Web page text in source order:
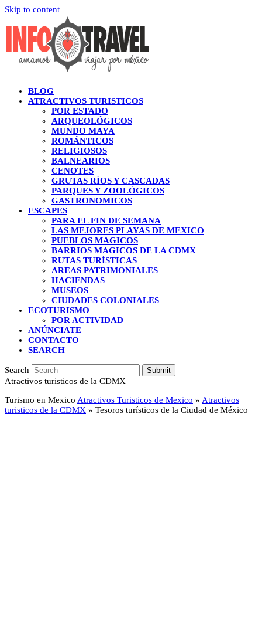
Skip to content
BLOG
ATRACTIVOS TURISTICOS
POR ESTADO
ARQUEOLÓGICOS
MUNDO MAYA
ROMÁNTICOS
RELIGIOSOS
BALNEARIOS
CENOTES
GRUTAS RÍOS Y CASCADAS
PARQUES Y ZOOLÓGICOS
GASTRONOMICOS
ESCAPES
PARA EL FIN DE SEMANA
LAS MEJORES PLAYAS DE MEXICO
PUEBLOS MAGICOS
BARRIOS MAGICOS DE LA CDMX
RUTAS TURÍSTICAS
AREAS PATRIMONIALES
HACIENDAS
MUSEOS
CIUDADES COLONIALES
ECOTURISMO
POR ACTIVIDAD
ANÚNCIATE
CONTACTO
SEARCH
Search Submit
Atractivos turisticos de la CDMX
Turismo en Mexico Atractivos Turisticos de Mexico » Atractivos
turisticos de la CDMX » Tesoros turísticos de la Ciudad de México